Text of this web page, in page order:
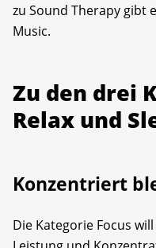
zu Sound Therapy gibt
Music.
Zu den drei
Relax und
Konzentriert
Die Kategorie Focus